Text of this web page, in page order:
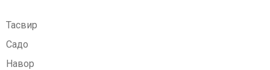
Тасвир
Садо
Навор